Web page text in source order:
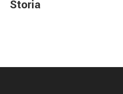
Storia